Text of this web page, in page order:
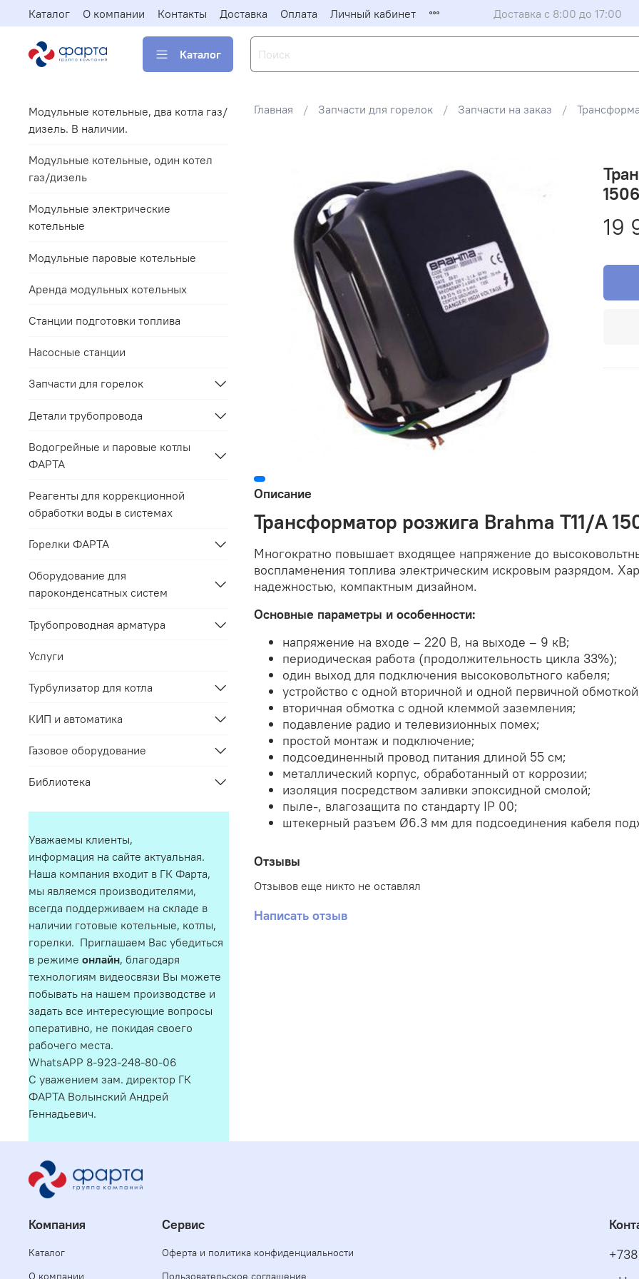
Каталог О компании Контакты Доставка Оплата Личный кабинет Доставка с 8:00 до 17:00
Каталог
Главная Запчасти для горелок Запчасти на заказ
19
Описание
Трансформатор розжига Brahma T11/A
Многократно повышает входящее напряжение до
воспламенения топлива электрическим искровым разрядом.
надежностью, компактным дизайном.
Основные параметры и особенности:
напряжение на входе – 220 В, на выходе – 9 кВ;
периодическая работа (продолжительность цикла 33%);
один выход для подключения высоковольтного кабеля;
устройство с одной вторичной и одной первичной
вторичная обмотка с одной клеммой заземления;
подавление радио и телевизионных помех;
простой монтаж и подключение;
подсоединенный провод питания длиной 55 см;
металлический корпус, обработанный от коррозии;
изоляция посредством заливки эпоксидной смолой;
пыле-, влагозащита по стандарту IP 00;
штекерный разъем Ø6.3 мм для подсоединения кабеля
Отзывы
Отзывов еще никто не оставлял
Написать отзыв
Модульные котельные, два котла газ/
дизель. В наличии.
Модульные котельные, один котел
газ/дизель
Модульные электрические
котельные
Модульные паровые котельные
Аренда модульных котельных
Станции подготовки топлива
Насосные станции
Запчасти для горелок
Детали трубопровода
Водогрейные и паровые котлы
ФАРТА
Реагенты для коррекционной
обработки воды в системах
Горелки ФАРТА
Оборудование для
пароконденсатных систем
Трубопроводная арматура
Услуги
Турбулизатор для котла
КИП и автоматика
Газовое оборудование
Библиотека
Уважаемы клиенты,
информация на сайте актуальная.
Наша компания входит в ГК Фарта,
мы являемся производителями,
всегда поддерживаем на складе в
наличии готовые котельные, котлы,
горелки. Приглашаем Вас убедиться
в режиме онлайн, благодаря
технологиям видеосвязи Вы можете
побывать на нашем производстве и
задать все интересующие вопросы
оперативно, не покидая своего
рабочего места.
WhatsAPP 8-923-248-80-06
С уважением зам. директор ГК
ФАРТА Волынский Андрей
Геннадьевич.
Компания
Каталог
О компании
Сервис
Оферта и политика конфиденциальности
Пользовательское соглашение